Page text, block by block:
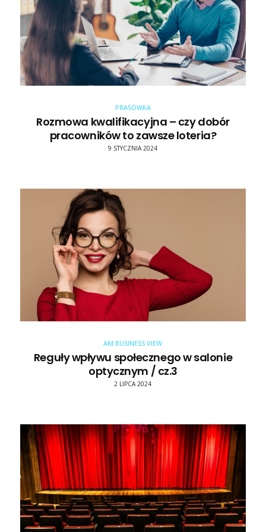
PRASÓWKA
Rozmowa kwalifikacyjna – czy dobór
pracowników to zawsze loteria?
9 STYCZNIA 2024
AM BUSINESS VIEW
Reguły wpływu społecznego w salonie
optycznym / cz.3
2 LIPCA 2024